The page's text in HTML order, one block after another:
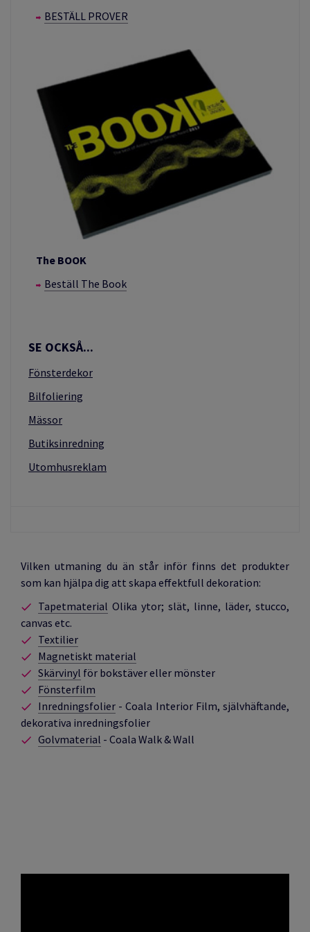
BESTÄLL PROVER
The BOOK
Beställ The Book
SE OCKSÅ...
Fönsterdekor
Bilfoliering
Mässor
Butiksinredning
Utomhusreklam
Vilken utmaning du än står inför finns det produkter
som kan hjälpa dig att skapa effektfull dekoration:
Tapetmaterial Olika ytor; slät, linne, läder, stucco,
canvas etc.
Textilier
Magnetiskt material
Skärvinyl för bokstäver eller mönster
Fönsterfilm
Inredningsfolier - Coala Interior Film, självhäftande,
dekorativa inredningsfolier
Golvmaterial - Coala Walk & Wall